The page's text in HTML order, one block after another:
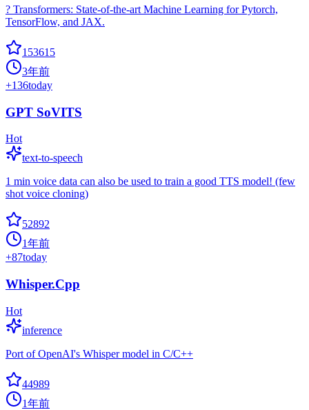
? Transformers: State-of-the-art Machine Learning for Pytorch,
TensorFlow, and JAX.
153615
3年前
+136today
GPT SoVITS
Hot
text-to-speech
1 min voice data can also be used to train a good TTS model! (few
shot voice cloning)
52892
1年前
+87today
Whisper.Cpp
Hot
inference
Port of OpenAI's Whisper model in C/C++
44989
1年前